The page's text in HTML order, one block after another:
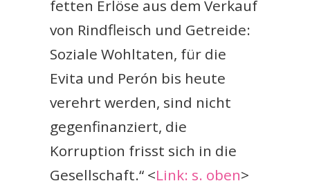
fetten Erlöse aus dem Verkauf
von Rindfleisch und Getreide:
Soziale Wohltaten, für die
Evita und Perón bis heute
verehrt werden, sind nicht
gegenfinanziert, die
Korruption frisst sich in die
Gesellschaft.“ <Link: s. oben>